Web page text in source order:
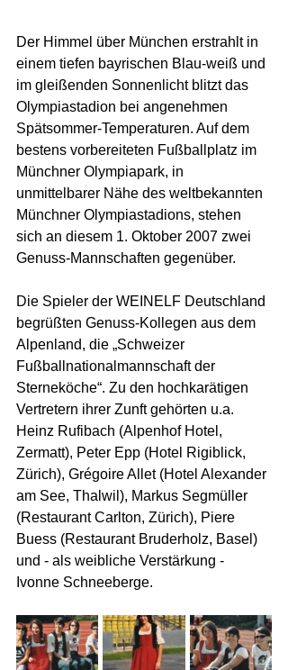
Der Himmel über München erstrahlt in
einem tiefen bayrischen Blau-weiß und
im gleißenden Sonnenlicht blitzt das
Olympiastadion bei angenehmen
Spätsommer-Temperaturen. Auf dem
bestens vorbereiteten Fußballplatz im
Münchner Olympiapark, in
unmittelbarer Nähe des weltbekannten
Münchner Olympiastadions, stehen
sich an diesem 1. Oktober 2007 zwei
Genuss-Mannschaften gegenüber.
Die Spieler der WEINELF Deutschland
begrüßten Genuss-Kollegen aus dem
Alpenland, die „Schweizer
Fußballnationalmannschaft der
Sterneköche“. Zu den hochkarätigen
Vertretern ihrer Zunft gehörten u.a.
Heinz Rufibach (Alpenhof Hotel,
Zermatt), Peter Epp (Hotel Rigiblick,
Zürich), Grégoire Allet (Hotel Alexander
am See, Thalwil), Markus Segmüller
(Restaurant Carlton, Zürich), Piere
Buess (Restaurant Bruderholz, Basel)
und - als weibliche Verstärkung -
Ivonne Schneeberge.